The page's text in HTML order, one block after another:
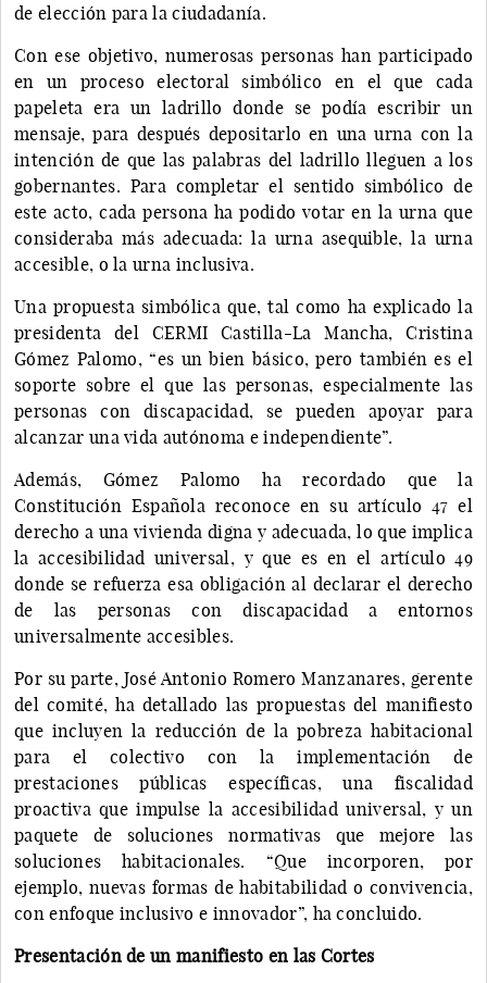
de elección para la ciudadanía.
Con ese objetivo, numerosas personas han participado
en un proceso electoral simbólico en el que cada
papeleta era un ladrillo donde se podía escribir un
mensaje, para después depositarlo en una urna con la
intención de que las palabras del ladrillo lleguen a los
gobernantes. Para completar el sentido simbólico de
este acto, cada persona ha podido votar en la urna que
consideraba más adecuada: la urna asequible, la urna
accesible, o la urna inclusiva.
Una propuesta simbólica que, tal como ha explicado la
presidenta del CERMI Castilla-La Mancha, Cristina
Gómez Palomo, “es un bien básico, pero también es el
soporte sobre el que las personas, especialmente las
personas con discapacidad, se pueden apoyar para
alcanzar una vida autónoma e independiente”.
Además, Gómez Palomo ha recordado que la
Constitución Española reconoce en su artículo 47 el
derecho a una vivienda digna y adecuada, lo que implica
la accesibilidad universal, y que es en el artículo 49
donde se refuerza esa obligación al declarar el derecho
de las personas con discapacidad a entornos
universalmente accesibles.
Por su parte, José Antonio Romero Manzanares, gerente
del comité, ha detallado las propuestas del manifiesto
que incluyen la reducción de la pobreza habitacional
para el colectivo con la implementación de
prestaciones públicas específicas, una fiscalidad
proactiva que impulse la accesibilidad universal, y un
paquete de soluciones normativas que mejore las
soluciones habitacionales. “Que incorporen, por
ejemplo, nuevas formas de habitabilidad o convivencia,
con enfoque inclusivo e innovador”, ha concluido.
Presentación de un manifiesto en las Cortes